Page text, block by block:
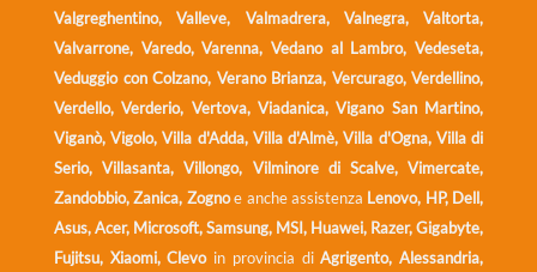
Valgreghentino, Valleve, Valmadrera, Valnegra, Valtorta,
Valvarrone, Varedo, Varenna, Vedano al Lambro, Vedeseta,
Veduggio con Colzano, Verano Brianza, Vercurago, Verdellino,
Verdello, Verderio, Vertova, Viadanica, Vigano San Martino,
Viganò, Vigolo, Villa d'Adda, Villa d'Almè, Villa d'Ogna, Villa di
Serio, Villasanta, Villongo, Vilminore di Scalve, Vimercate,
Zandobbio, Zanica, Zognoe anche assistenza Lenovo, HP, Dell,
Asus, Acer, Microsoft, Samsung, MSI, Huawei, Razer, Gigabyte,
Fujitsu, Xiaomi, Clevoin provincia diAgrigento, Alessandria,